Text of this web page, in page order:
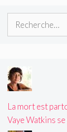
Rechercher :
La mort est
Vaye Watkins